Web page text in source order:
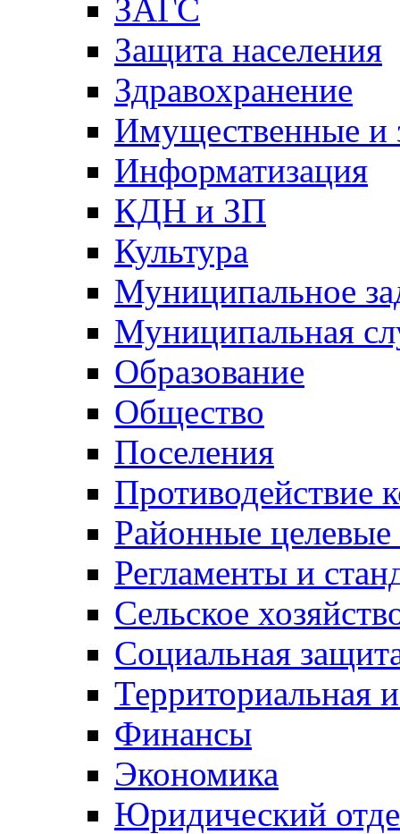
ЗАГС
Защита населения
Здравохранение
Имущественные и
Информатизация
КДН и ЗП
Культура
Муниципальное
Муниципальная
Образование
Общество
Поселения
Противодействие
Районные
Регламенты и
Сельское
Социальная
Территориальная
Финансы
Экономика
Юридический